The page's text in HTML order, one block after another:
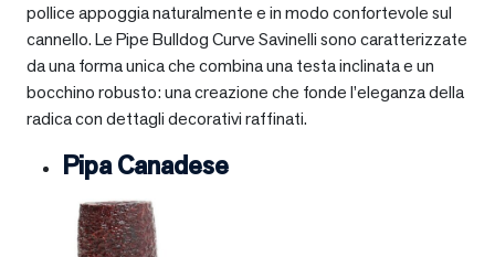
pollice appoggia naturalmente e in modo confortevole sul
cannello. Le Pipe Bulldog Curve Savinelli sono caratterizzate
da una forma unica che combina una testa inclinata e un
bocchino robusto: una creazione che fonde l’eleganza della
radica con dettagli decorativi raffinati.
Pipa Canadese